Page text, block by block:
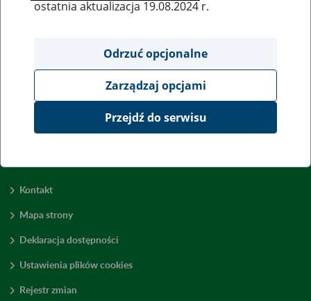
Wyświetl wszystkie
Kontakt
Mapa strony
Deklaracja dostępności
Ustawienia plików cookies
Rejestr zmian
ostatnia aktualizacja 19.08.2024 r.
Odrzuć opcjonalne
Zarządzaj opcjami
Przejdź do serwisu